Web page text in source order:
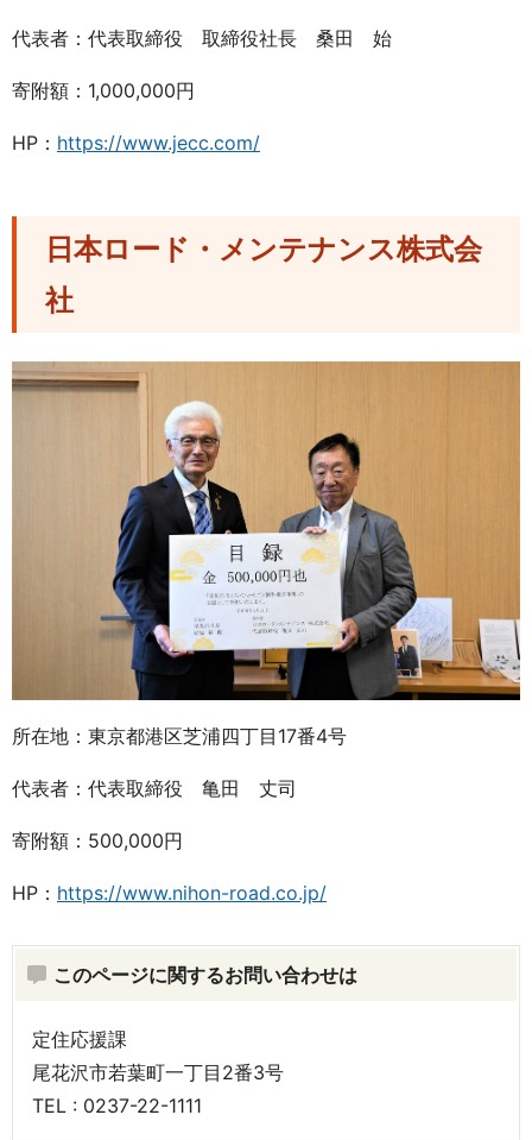
代表者：代表取締役 取締役社長 桑田 始
寄附額：1,000,000円
HP： https://www.jecc.com/
日本ロード・メンテナンス株式会
社
所在地：東京都港区芝浦四丁目17番4号
代表者：代表取締役 亀田 丈司
寄附額：500,000円
HP： https://www.nihon-road.co.jp/
このページに関するお問い合わせは
定住応援課
尾花沢市若葉町一丁目2番3号
TEL : 0237-22-1111